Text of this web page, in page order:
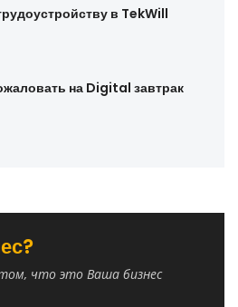
в TekWill
на Digital завтрак
что это Ваша бизнес